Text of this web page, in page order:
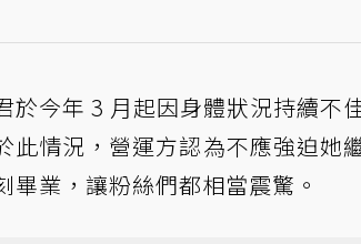
於今年 3 月起因身體狀況持續不
此情況，營運方認為不應強迫她
畢業，讓粉絲們都相當震驚。